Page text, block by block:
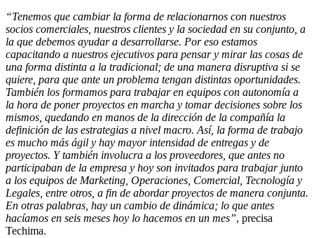
“Tenemos que cambiar la forma de relacionarnos con nuestros
socios comerciales, nuestros clientes y la sociedad en su conjunto, a
la que debemos ayudar a desarrollarse. Por eso estamos
capacitando a nuestros ejecutivos para pensar y mirar las cosas de
una forma distinta a la tradicional; de una manera disruptiva si se
quiere, para que ante un problema tengan distintas oportunidades.
También los formamos para trabajar en equipos con autonomía a
la hora de poner proyectos en marcha y tomar decisiones sobre los
mismos, quedando en manos de la dirección de la compañía la
definición de las estrategias a nivel macro. Así, la forma de trabajo
es mucho más ágil y hay mayor intensidad de entregas y de
proyectos. Y también involucra a los proveedores, que antes no
participaban de la empresa y hoy son invitados para trabajar junto
a los equipos de Marketing, Operaciones, Comercial, Tecnología y
Legales, entre otros, a fin de abordar proyectos de manera conjunta.
En otras palabras, hay un cambio de dinámica; lo que antes
hacíamos en seis meses hoy lo hacemos en un mes”, precisa
Techima.